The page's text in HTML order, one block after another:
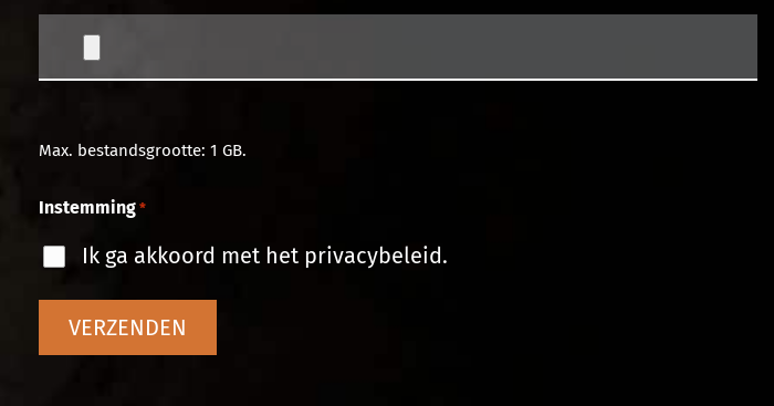
Max. bestandsgrootte: 1 GB.
Instemming *
Ik ga akkoord met het privacybeleid.
VERZENDEN